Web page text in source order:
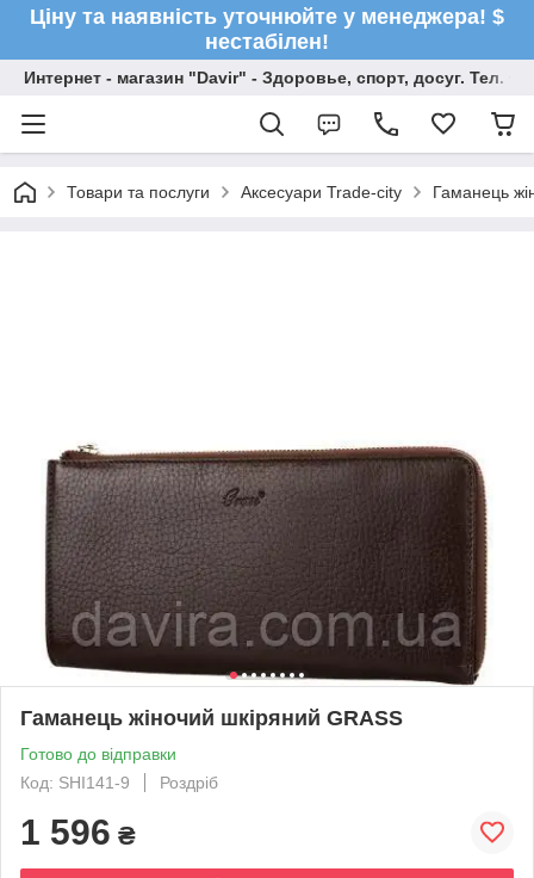
Ціну та наявність уточнюйте у менеджера! $
нестабілен!
Интернет - магазин "Davir" - Здоровье, спорт, досуг. Тел.
Товари та послуги Аксесуари Trade-city Гаманець
Гаманець жіночий шкіряний GRASS
Готово до відправки
Код: SHI141-9
Роздріб
1 596 ₴